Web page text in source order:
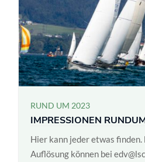
RUND UM 2023
IMPRESSIONEN
Hier kann jeder etwas
Auflösung können bei